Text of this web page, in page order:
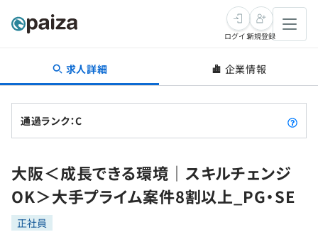
転職・キャリア
転職成功ガイド
転職エージェント
インタビュー
転職成功ガイド
新卒就活
求人検索
本選考
学習
ログイン新規登録
求人詳細 企業情報
通過ランク：C
大阪＜成長できる環境｜スキルチェンジ
OK＞大手プライム案件8割以上_PG・SE
正社員